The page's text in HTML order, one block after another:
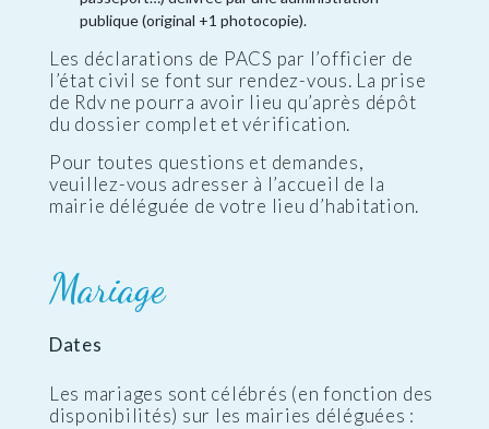
publique (original +1 photocopie).
Les déclarations de PACS par l’officier de
l’état civil se font sur rendez-vous. La prise
de Rdv ne pourra avoir lieu qu’après dépôt
du dossier complet et vérification.
Pour toutes questions et demandes,
veuillez-vous adresser à l’accueil de la
mairie déléguée de votre lieu d’habitation.
Mariage
Dates
Les mariages sont célébrés (en fonction des
disponibilités) sur les mairies déléguées :